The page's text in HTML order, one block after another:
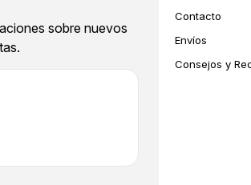
sobre nuevos
Contacto
Envíos
Consejos y